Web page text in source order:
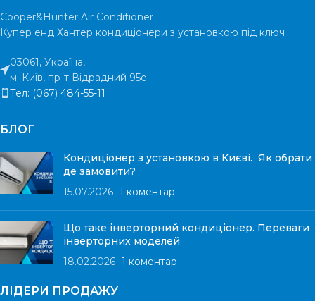
ГАРАНТІЯ
РІВЕНЬ ШУМУ
Cooper&Hunter Air Conditioner
Купер енд Хантер кондиціонери з установкою під ключ
03061, Україна,
м. Київ, пр-т Відрадний 95е
Тел: (067) 484-55-11
БЛОГ
Кондиціонер з установкою в Києві. Як обрати
де замовити?
15.07.2026 1 коментар
Що таке інверторний кондиціонер. Переваги
інверторних моделей
18.02.2026 1 коментар
ЛІДЕРИ ПРОДАЖУ